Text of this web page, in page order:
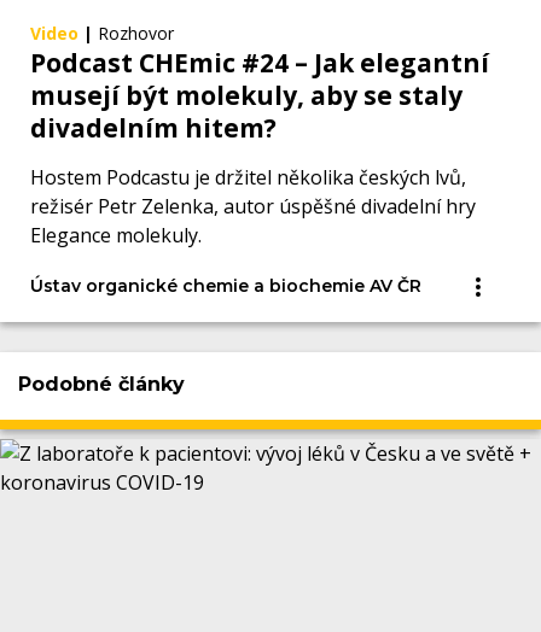
Video | Rozhovor
Podcast CHEmic #24 – Jak elegantní
musejí být molekuly, aby se staly
divadelním hitem?
Hostem Podcastu je držitel několika českých lvů,
režisér Petr Zelenka, autor úspěšné divadelní hry
Elegance molekuly.
Ústav organické chemie a biochemie AV ČR
Podobné články